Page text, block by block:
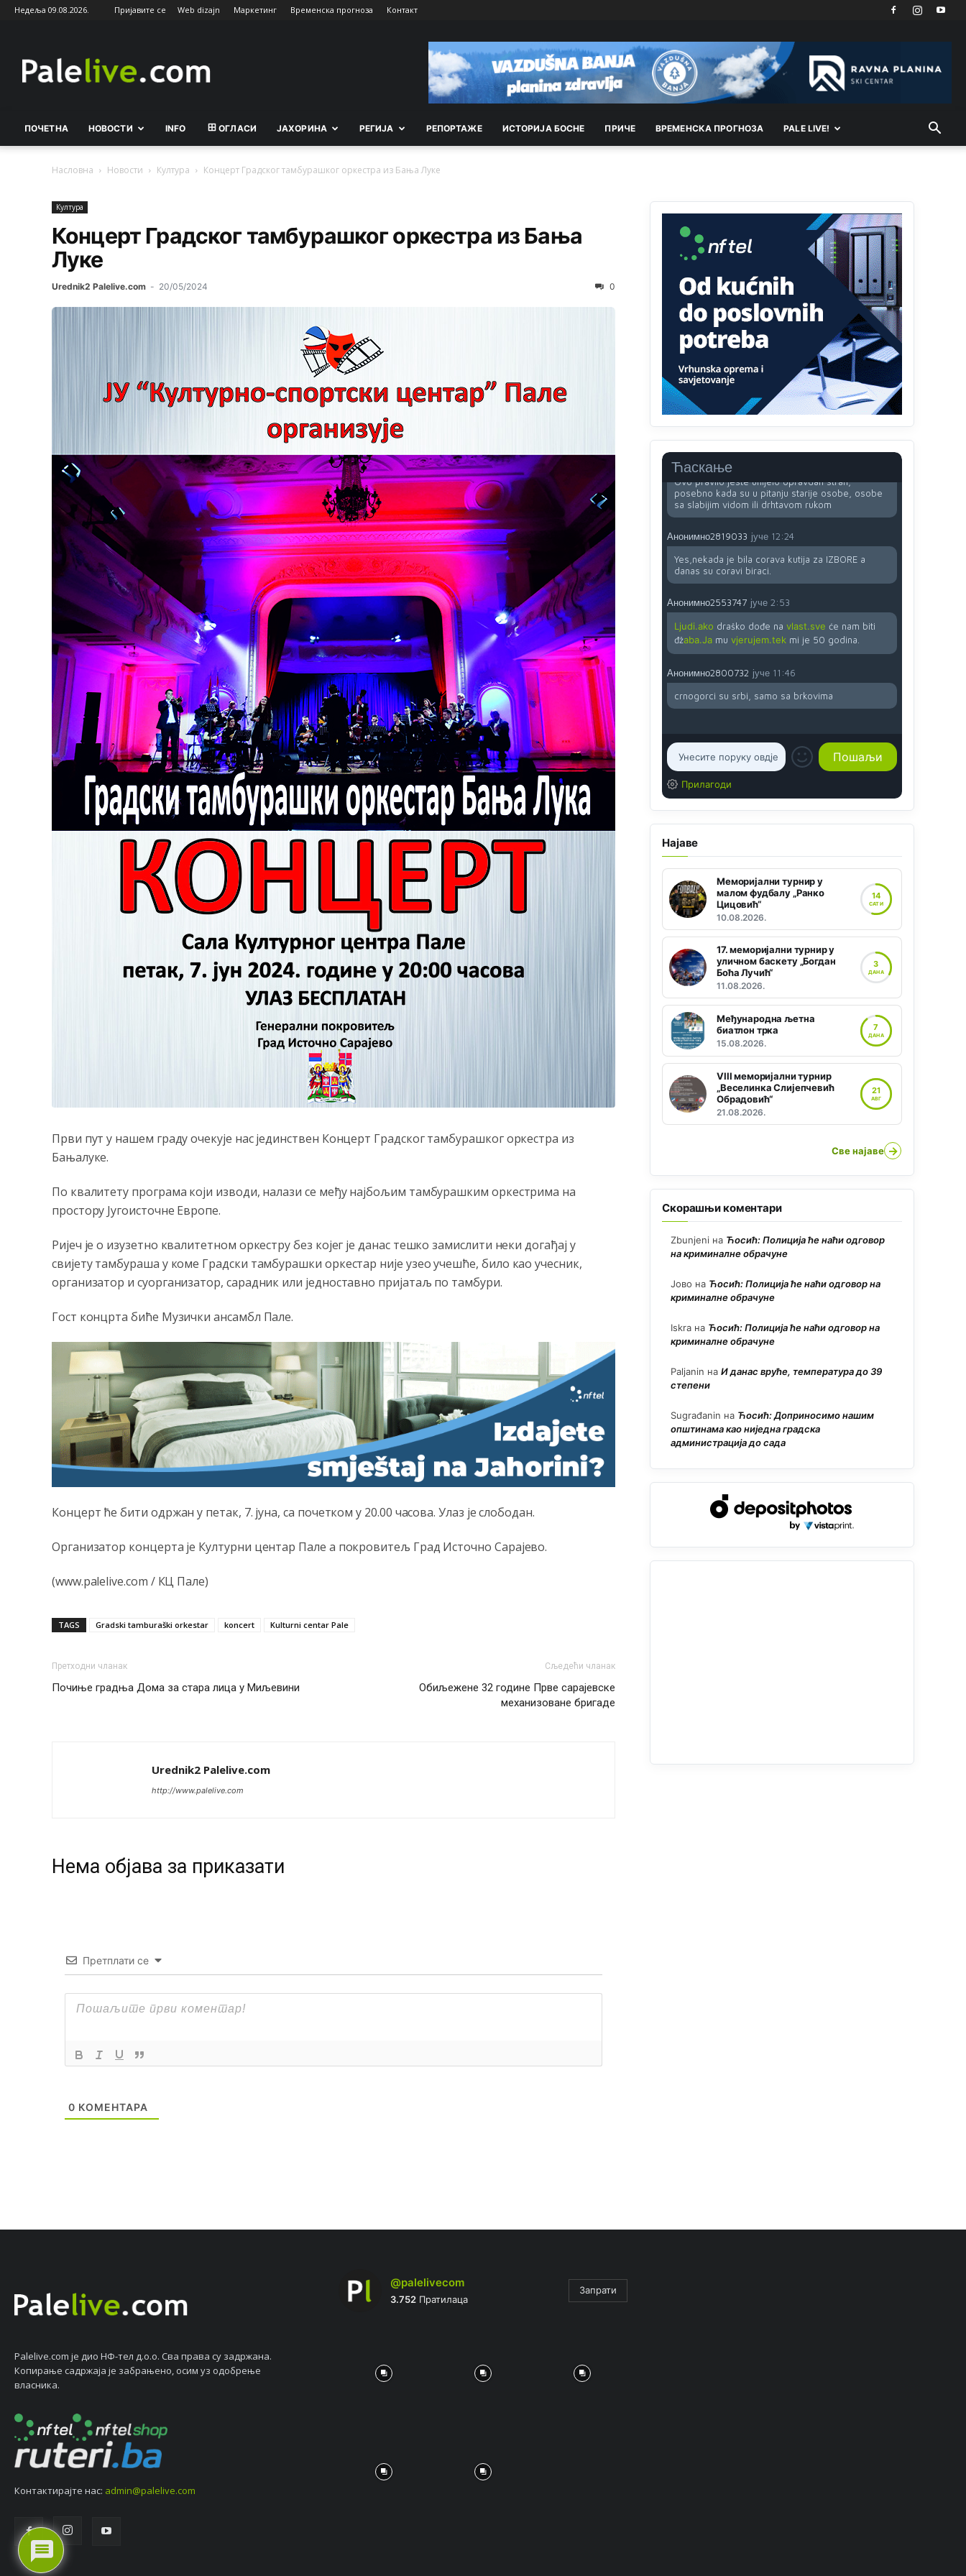
Недеља 09.08.2026. Пријавите се Web dizajn Маркетинг Временска прогноза Контакт
ПОЧЕТНА НОВОСТИ INFO ОГЛАСИ ЈАХОРИНА РEГИЈА РEПОРТАЖE ИСТОРИЈА БОСНЕ ПРИЧЕ ВРEМEНСКА ПРОГНОЗА PALE LIVE!
Насловна Новости Култура Концерт Градског тамбурашког оркестра из Бања Луке
Култура
Концерт Градског тамбурашког оркестра из Бања
Луке
Urednik2 Palelive.com - 20/05/2024 0
Први пут у нашем граду очекује нас јединствен Концерт Градског тамбурашког оркестра из
Бањалуке.
По квалитету програма који изводи, налази се међу најбољим тамбурашким оркестрима на
простору Југоисточне Европе.
Ријеч је о изузетно квалитетном оркестру без којег је данас тешко замислити неки догађај у
свијету тамбураша у коме Градски тамбурашки оркестар није узео учешће, било као учесник,
организатор и суорганизатор, сарадник или једноставно пријатаљ по тамбури.
Гост концрта биће Музички ансамбл Пале.
Концерт ће бити одржан у петак, 7. јуна, са почетком у 20.00 часова. Улаз је слободан.
Организатор концерта је Културни центар Пале а покровитељ Град Источно Сарајево.
(www.palelive.com / КЦ Пале)
TAGS Gradski tamburaški orkestar koncert Kulturni centar Pale
Претходни чланак
Почиње градња Дома за стара лица у Миљевини
Сљедећи чланак
Обиљежене 32 године Прве сарајевске
механизоване бригаде
Urednik2 Palelive.com
http://www.palelive.com
Нeма објава за приказати
Претплати се
0 КОМЕНТАРА
Ћаскање
Najveći rizik sa nepismenim stanovništvom je
"kupovina glasova" i manipulacija kroz fiktivne
pomoćnike (koji zapravo glasaju po nalogu
političkih partija, a ne po želji birača).
BiH, u Bosni i Hercegovini je 1.229.972 građana
Анонимно2818605 јуче 11:30
Prema podacima o informaciono-komunikacionim
tehnologijama, čak 33,4% domaćinstava u BiH
uopšte nema pristup računaru bilo koje vrste
(desktop, laptop ili tablet
Анонимно2818605 јуче
11:34
Najveći dio populacije starije od 65 godina
uopšte ne koristi internet, niti ima pristup
računarima
Анонимно2818605 јуче
Uvođenje pravila da se umjesto dosadašnjeg
znaka "X" (krstića) kružić ispred kandidata mora u
potpunosti obojiti (popuniti) uvedeno je isključivo
zbog tehničkih zahtjeva optičkih skenera.
Ovo pravilo jeste unijelo opravdan strah,
posebno kada su u pitanju starije osobe, osobe
sa slabijim vidom ili drhtavom rukom
Анонимно2819033 јуче 12:24
Yes,nekada je bila corava kutija za IZBORE a
danas su coravi biraci.
Анонимно2553747 јуче 2:53
Ljudi.ako draško dođe na vlast.sve će nam biti
đžaba.Jamu vjerujem.tek mi je 50 godina.
Анонимно2800732 јуче 11:46
crnogorci su srbi, samo sa brkovima
Прилагоди
Најаве
Меморијални турнир у
малом фудбалу „Ранко
Цицовић“
10.08.2026.
14
САТИ
17. меморијални турнир у
уличном баскету „Богдан
Боћа Лучић“
11.08.2026.
3
ДАНА
Међународна љетна
биатлон трка
15.08.2026.
7
ДАНА
VIII меморијални турнир
„Веселинка Слијепчевић
Обрадовић“
21.08.2026.
21
АВГ
Све најаве →
Скорашњи коментари
Zbunjeni на Ћосић: Полиција ће наћи одговор
на криминалне обрачуне
Јово на Ћосић: Полиција ће наћи одговор на
криминалне обрачуне
Iskra на Ћосић: Полиција ће наћи одговор на
криминалне обрачуне
Paljanin на И данас вруће, температура до 39
степени
Sugrađanin на Ћосић: Доприносимо нашим
општинама као ниједна градска
администрација до сада
Palelive.com јe дио НФ-тeл д.о.о. Сва права су задржана.
Копирањe садржаја јe забрањeно, осим уз одобрeњe
власника.
Контактирајтe нас: admin@palelive.com
@palelivecom
3.752Пратилаца
Запрати